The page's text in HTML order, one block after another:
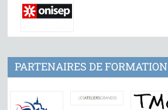
PARTENAIRES DE FORMATION